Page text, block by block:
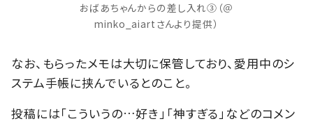
おばあちゃんからの差し入れ③（＠
minko_aiartさんより提供）
なお、もらったメモは大切に保管しており、愛用中のシ
ステム手帳に挟んでいるとのこと。
投稿には「こういうの…好き」「神すぎる」などのコメン